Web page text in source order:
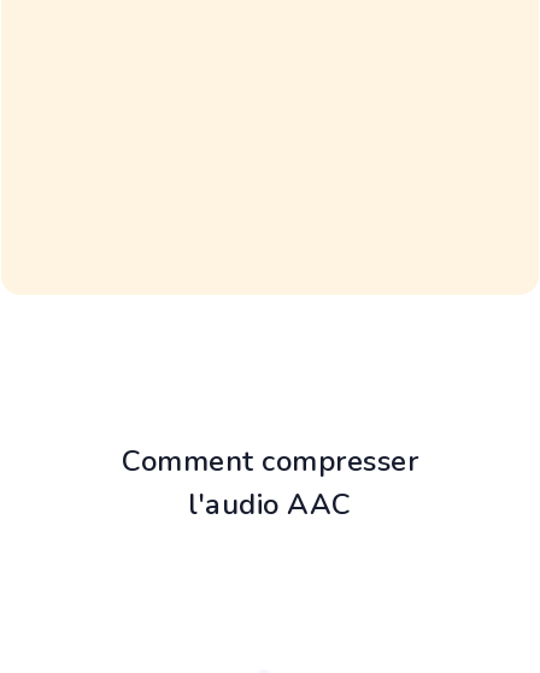
Comment compresser
l'audio AAC